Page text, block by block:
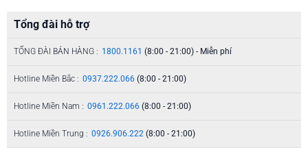
Tổng đài hỗ trợ
TỔNG ĐÀI BÁN HÀNG : 1800.1161 (8:00 - 21:00) - Miễn phí
Hotline Miền Bắc : 0937.222.066 (8:00 - 21:00)
Hotline Miền Nam : 0961.222.066 (8:00 - 21:00)
Hotline Miền Trung : 0926.906.222 (8:00 - 21:00)